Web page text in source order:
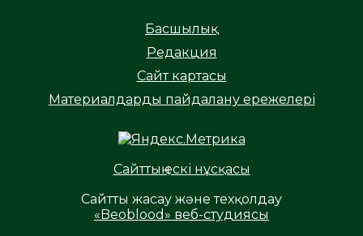
Басшылық
Редакция
Сайт картасы
Материалдарды пайдалану ережелері
Сайттың ескі нұсқасы
Сайтты жасау және техқолдау
«Beoblood» веб-студиясы